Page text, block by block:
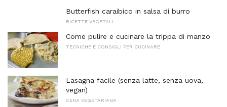
Butterfish caraibico in salsa di burro
RICETTE VEGETALI
Come pulire e cucinare la trippa di manzo
TECNICHE E CONSIGLI PER CUCINARE
Lasagna facile (senza latte, senza uova,
vegan)
CENA VEGETARIANA